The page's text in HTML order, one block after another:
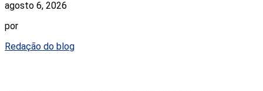
agosto 6, 2026
por
Redação do blog